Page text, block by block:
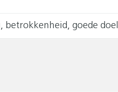
betrokkenheid, goede doel